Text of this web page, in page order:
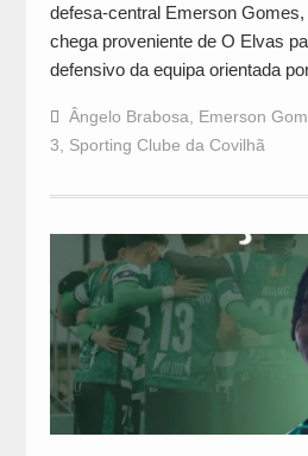
defesa-central Emerson
chega proveniente de O Elvas
defensivo da equipa orientada
Ângelo Brabosa Emerson
3
Sporting Clube da Covilhã